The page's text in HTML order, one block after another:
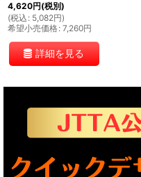
4,620円(税別)
(税込 : 5,082円)
希望小売価格: 7,260円
詳細を見る